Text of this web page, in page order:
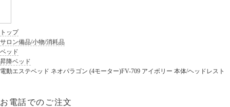
トップ
サロン備品/小物/消耗品
ベッド
昇降ベッド
電動エステベッド ネオパラゴン (4モーター)FV-709 アイボリー 本体/ヘッドレスト
お電話でのご注文